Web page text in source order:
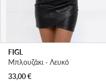
FIGL
Μπλουζάκι · Λευκό
33,00€